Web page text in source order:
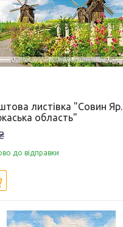
листівка "Совин Яр.
область"
до відправки